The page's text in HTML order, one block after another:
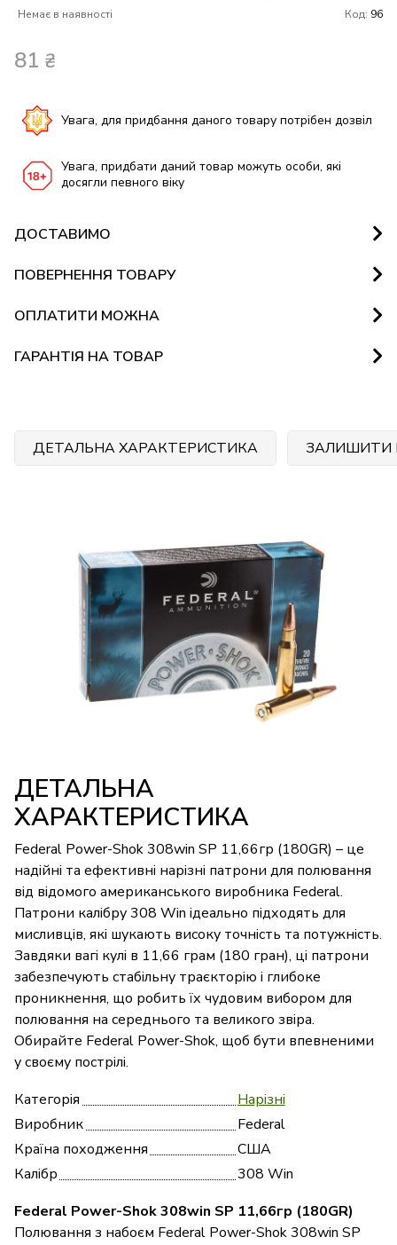
Немає в наявності Код: 96
81 ₴
Увага, для придбання даного товару потрібен дозвіл
Увага, придбати даний товар можуть особи, які
досягли певного віку
ДОСТАВИМО
ПОВЕРНЕННЯ ТОВАРУ
ОПЛАТИТИ МОЖНА
ГАРАНТІЯ НА ТОВАР
ДЕТАЛЬНА ХАРАКТЕРИСТИКА ЗАЛИШИТИ
ДЕТАЛЬНА
ХАРАКТЕРИСТИКА
Federal Power-Shok 308win SP 11,66гр (180GR) – це
надійні та ефективні нарізні патрони для полювання
від відомого американського виробника Federal.
Патрони калібру 308 Win ідеально підходять для
мисливців, які шукають високу точність та потужність.
Завдяки вагі кулі в 11,66 грам (180 гран), ці патрони
забезпечують стабільну траєкторію і глибоке
проникнення, що робить їх чудовим вибором для
полювання на середнього та великого звіра.
Обирайте Federal Power-Shok, щоб бути впевненими
у своєму пострілі.
Категорія
Нарізні
Виробник
Federal
Країна походження
СШA
Калібр
308 Win
Federal Power-Shok 308win SP 11,66гр (180GR)
Полювання з набоєм Federal Power-Shok 308win SP